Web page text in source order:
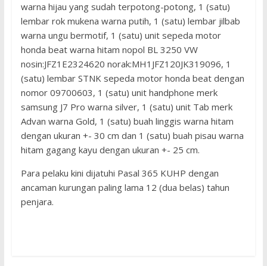
warna hijau yang sudah terpotong-potong, 1 (satu)
lembar rok mukena warna putih, 1 (satu) lembar jilbab
warna ungu bermotif, 1 (satu) unit sepeda motor
honda beat warna hitam nopol BL 3250 VW
nosin:JFZ1E2324620 norak:MH1JFZ120JK319096, 1
(satu) lembar STNK sepeda motor honda beat dengan
nomor 09700603, 1 (satu) unit handphone merk
samsung J7 Pro warna silver, 1 (satu) unit Tab merk
Advan warna Gold, 1 (satu) buah linggis warna hitam
dengan ukuran +- 30 cm dan 1 (satu) buah pisau warna
hitam gagang kayu dengan ukuran +- 25 cm.
Para pelaku kini dijatuhi Pasal 365 KUHP dengan
ancaman kurungan paling lama 12 (dua belas) tahun
penjara.